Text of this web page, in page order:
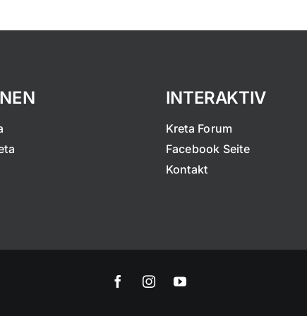
INTERAKTIV
Kreta Forum
Facebook Seite
Kontakt